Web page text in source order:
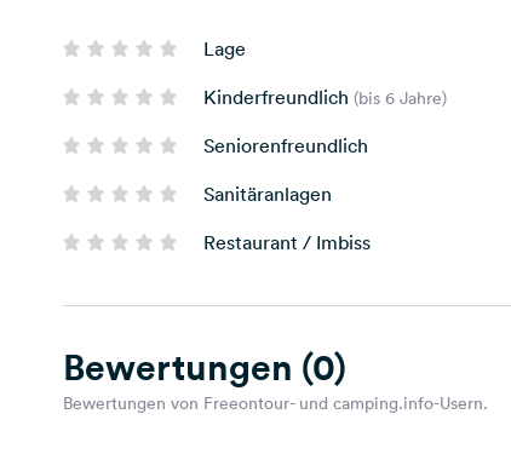
Lage
Kinderfreundlich (bis 6 Jahre)
Seniorenfreundlich
Sanitäranlagen
Restaurant / Imbiss
Bewertungen (0)
Bewertungen von Freeontour- und camping.info-Usern.